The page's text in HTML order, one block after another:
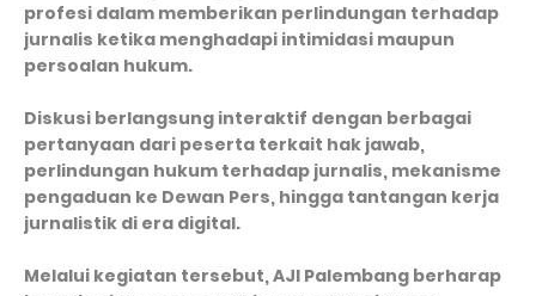
profesi dalam memberikan perlindungan terhadap
jurnalis ketika menghadapi intimidasi maupun
persoalan hukum.
Diskusi berlangsung interaktif dengan berbagai
pertanyaan dari peserta terkait hak jawab,
perlindungan hukum terhadap jurnalis, mekanisme
pengaduan ke Dewan Pers, hingga tantangan kerja
jurnalistik di era digital.
Melalui kegiatan tersebut, AJI Palembang berharap